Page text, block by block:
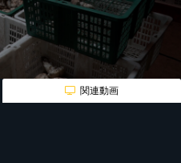
関連動画